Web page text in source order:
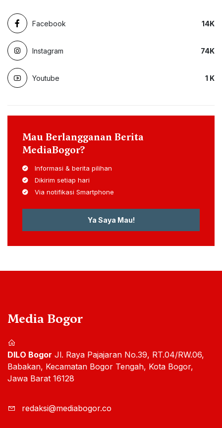
Facebook 14K
Instagram 74K
Youtube 1 K
Mau Berlangganan Berita
MediaBogor?
Informasi & berita pilihan
Dikirim setiap hari
Via notifikasi Smartphone
Ya Saya Mau!
Media Bogor
DILO Bogor Jl. Raya Pajajaran No.39, RT.04/RW.06,
Babakan, Kecamatan Bogor Tengah, Kota Bogor,
Jawa Barat 16128
redaksi@mediabogor.co